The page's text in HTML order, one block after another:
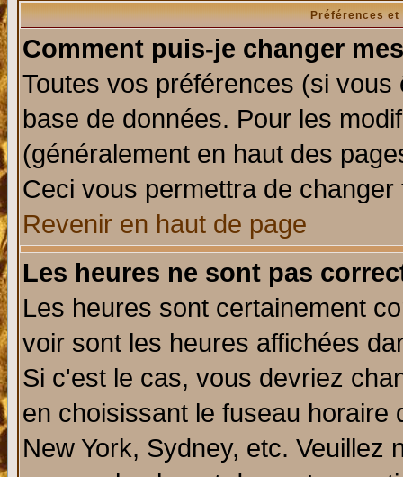
Préférences
Comment puis-je changer
Toutes vos préférences (si
base de données. Pour les
(généralement en haut des
Ceci vous permettra de
Revenir en haut de page
Les heures ne sont pas
Les heures sont certainement
voir sont les heures affichées
Si c'est le cas, vous devriez
en choisissant le fuseau
New York, Sydney, etc. Veuillez